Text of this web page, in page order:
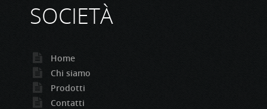
SOCIETÀ
Home
Chi siamo
Prodotti
Contatti